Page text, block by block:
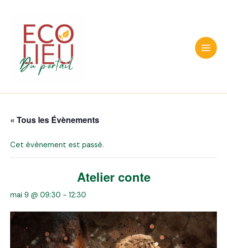
contenu
Main
« Tous les Évènements
Cet évènement est passé.
Atelier conte
mai 9 @ 09:30 - 12:30